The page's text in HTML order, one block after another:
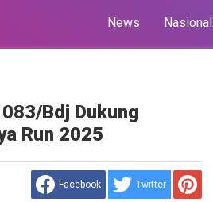
News Nasional
Bdj Dukung
Run 2025
Facebook Twitter